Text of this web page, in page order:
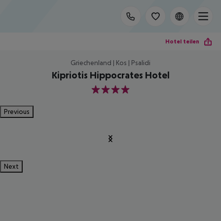
Hotel teilen
Griechenland | Kos | Psalidi
Kipriotis Hippocrates Hotel
4
Previous
Next